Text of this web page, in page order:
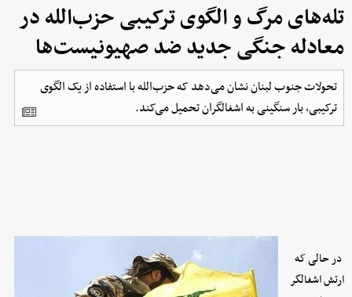
تله‌های مرگ و الگوی ترکیبی حزب‌الله در
معادله جنگی جدید ضد صهیونیست‌ها
تحولات جنوب لبنان نشان می‌دهد که حزب‌الله با استفاده از یک الگوی
ترکیبی، بار سنگینی به اشغالگران تحمیل می‌کند.
در حالی که
ارتش اشغالگر